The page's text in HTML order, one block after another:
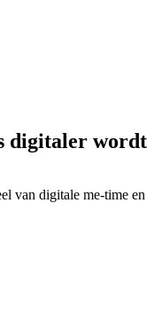
digitaler wordt